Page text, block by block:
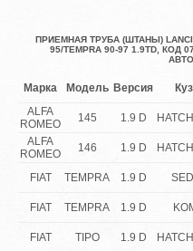
ПРИЕМНАЯ ТРУБА (ШТАНЫ) LANCIA
95/TEMPRA 90-97 1.9TD, КОД
Марка Модель Версия
ALFA
ROMEO
145 1.9 D
ALFA
ROMEO
146 1.9 D
FIAT
TEMPRA 1.9 D
FIAT
TEMPRA 1.9 D
FIAT
TIPO 1.9 D